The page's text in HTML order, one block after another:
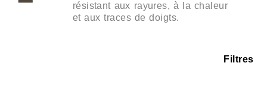
résistant aux rayures, à la chaleur
et aux traces de doigts.
Filtres